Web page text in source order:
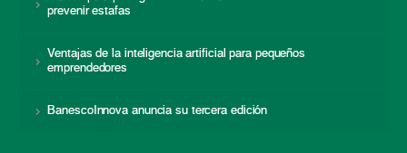
prevenir estafas
Ventajas de la inteligencia artificial para pequeños
emprendedores
BanescoInnova anuncia su tercera edición